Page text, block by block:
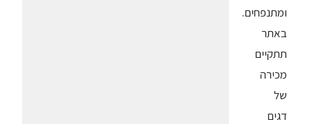
ומתנפחים.
באתר
תתקיים
מכירה
של
דגים